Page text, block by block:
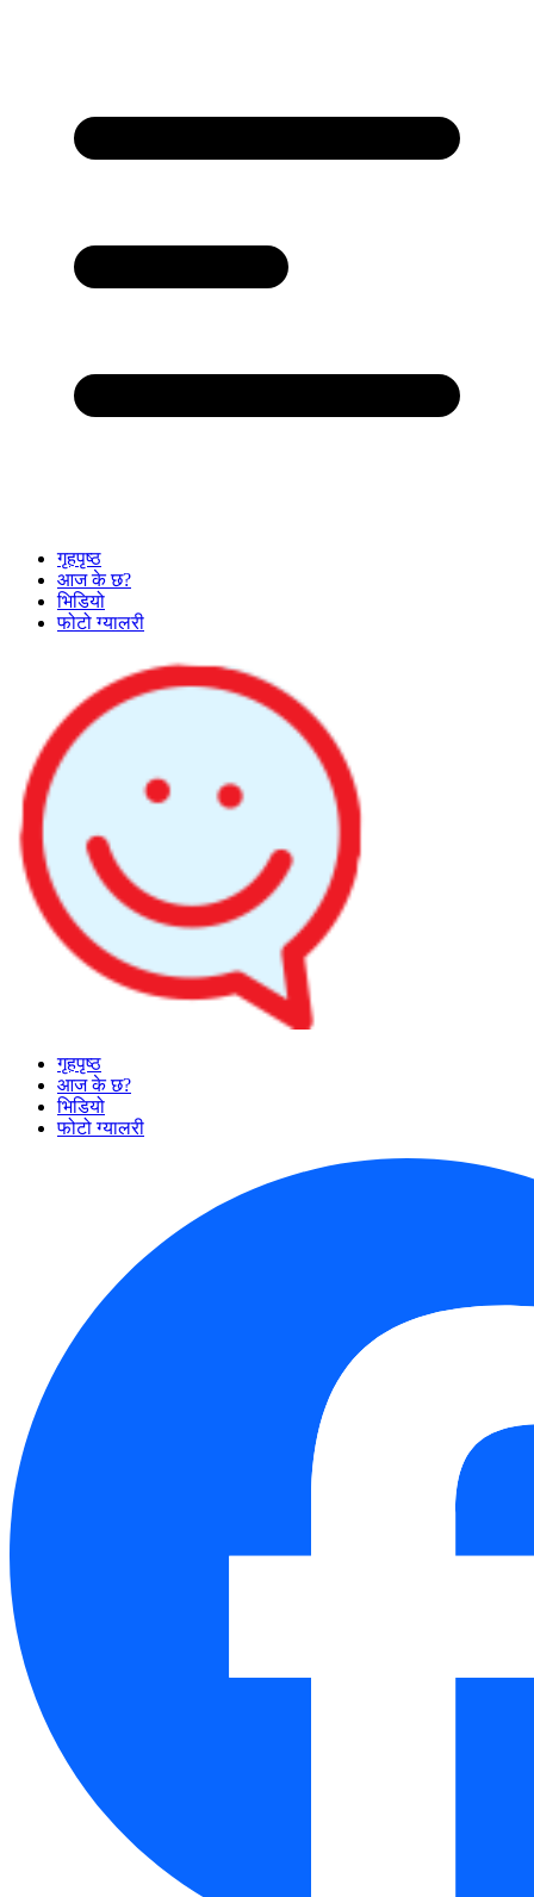
गृहपृष्ठ
आज के छ?
भिडियो
फोटो ग्यालरी
गृहपृष्ठ
आज के छ?
भिडियो
फोटो ग्यालरी